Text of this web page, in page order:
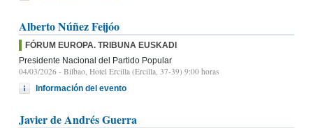
Alberto Núñez Feijóo
FÓRUM EUROPA. TRIBUNA EUSKADI
Presidente Nacional del Partido Popular
04/03/2026 - Bilbao, Hotel Ercilla (Ercilla, 37-39) 9:00 horas
Información del evento
Javier de Andrés Guerra